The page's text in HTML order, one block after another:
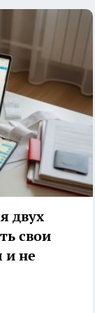
двух
свои
и не